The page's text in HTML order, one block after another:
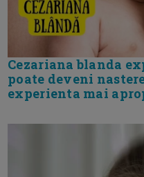
Cezariana blanda
poate deveni
experienta mai